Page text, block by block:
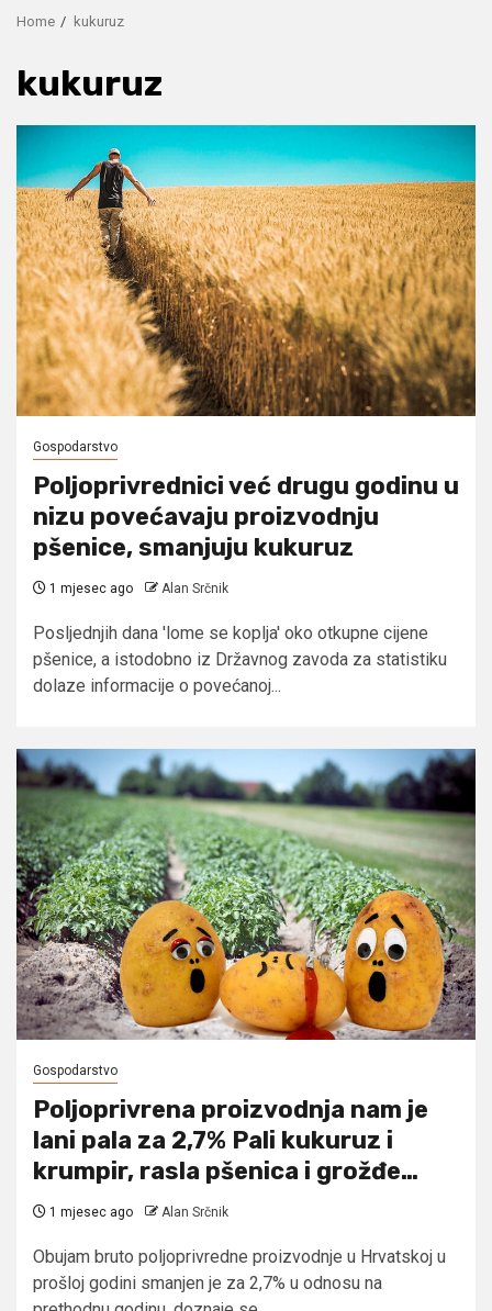
Home kukuruz
kukuruz
Gospodarstvo
Poljoprivrednici već drugu godinu u
nizu povećavaju proizvodnju
pšenice, smanjuju kukuruz
1 mjesec ago Alan Srčnik
Posljednjih dana 'lome se koplja' oko otkupne cijene
pšenice, a istodobno iz Državnog zavoda za statistiku
dolaze informacije o povećanoj...
Gospodarstvo
Poljoprivrena proizvodnja nam je
lani pala za 2,7% Pali kukuruz i
krumpir, rasla pšenica i grožđe…
1 mjesec ago Alan Srčnik
Obujam bruto poljoprivredne proizvodnje u Hrvatskoj u
prošloj godini smanjen je za 2,7% u odnosu na